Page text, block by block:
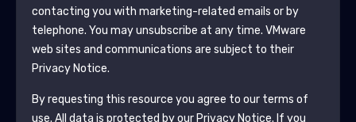
contacting you with marketing-related emails or by
telephone. You may unsubscribe at any time. VMware
web sites and communications are subject to their
Privacy Notice.
By requesting this resource you agree to our terms of
use. All data is protected by our Privacy Notice. If you